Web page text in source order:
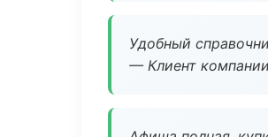
Удобный
— Клиент компании